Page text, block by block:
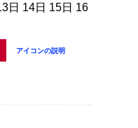
日 14日 15日 16
アイコンの説明